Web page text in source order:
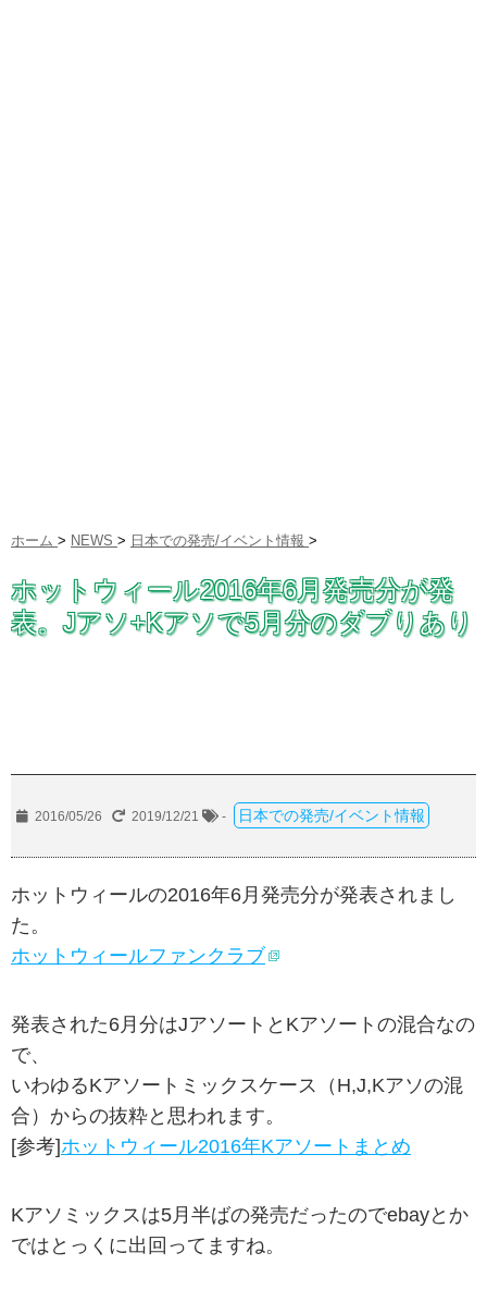
ホーム > NEWS > 日本での発売/イベント情報 >
ホットウィール2016年6月発売分が発
表。Jアソ+Kアソで5月分のダブりあり
2016/05/26 2019/12/21 - 日本での発売/イベント情報
ホットウィールの2016年6月発売分が発表されまし
た。
ホットウィールファンクラブ
発表された6月分はJアソートとKアソートの混合なの
で、
いわゆるKアソートミックスケース（H,J,Kアソの混
合）からの抜粋と思われます。
[参考]ホットウィール2016年Kアソートまとめ
Kアソミックスは5月半ばの発売だったのでebayとか
ではとっくに出回ってますね。